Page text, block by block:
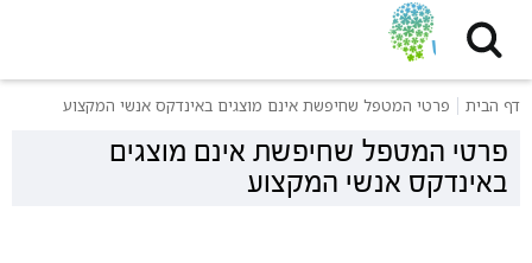
דף הבית פרטי המטפל שחיפשת אינם מוצגים באינדקס אנשי המקצוע
פרטי המטפל שחיפשת אינם מוצגים
באינדקס אנשי המקצוע